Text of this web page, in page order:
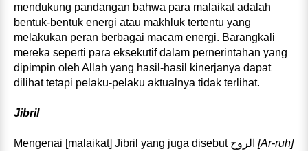
mendukung pandangan bahwa para malaikat adalah
bentuk‑bentuk energi atau makhluk tertentu yang
melakukan peran berbagai macam energi. Barangkali
mereka seperti para eksekutif dalam pernerintahan yang
dipimpin oleh Allah yang hasil‑hasil kinerjanya dapat
dilihat tetapi pelaku‑pelaku aktualnya tidak terlihat.
Jibril
[Ar‑ruh]